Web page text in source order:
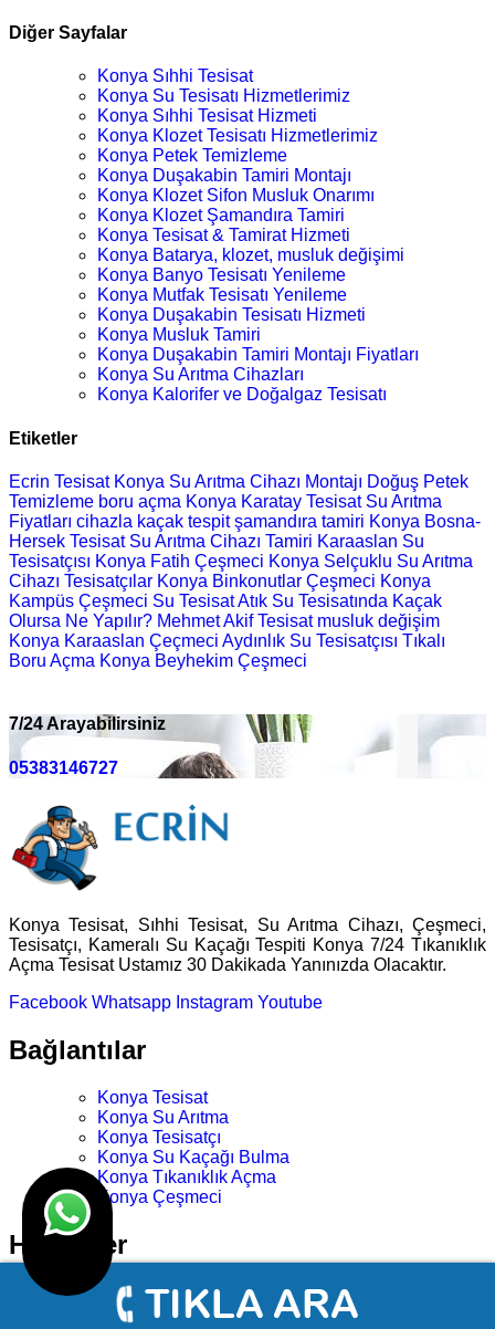
Diğer Sayfalar
Konya Sıhhi Tesisat
Konya Su Tesisatı Hizmetlerimiz
Konya Sıhhi Tesisat Hizmeti
Konya Klozet Tesisatı Hizmetlerimiz
Konya Petek Temizleme
Konya Duşakabin Tamiri Montajı
Konya Klozet Sifon Musluk Onarımı
Konya Klozet Şamandıra Tamiri
Konya Tesisat & Tamirat Hizmeti
Konya Batarya, klozet, musluk değişimi
Konya Banyo Tesisatı Yenileme
Konya Mutfak Tesisatı Yenileme
Konya Duşakabin Tesisatı Hizmeti
Konya Musluk Tamiri
Konya Duşakabin Tamiri Montajı Fiyatları
Konya Su Arıtma Cihazları
Konya Kalorifer ve Doğalgaz Tesisatı
Etiketler
Ecrin Tesisat Konya Su Arıtma Cihazı Montajı Doğuş Petek
Temizleme boru açma Konya Karatay Tesisat Su Arıtma
Fiyatları cihazla kaçak tespit şamandıra tamiri Konya Bosna-
Hersek Tesisat Su Arıtma Cihazı Tamiri Karaaslan Su
Tesisatçısı Konya Fatih Çeşmeci Konya Selçuklu Su Arıtma
Cihazı Tesisatçılar Konya Binkonutlar Çeşmeci Konya
Kampüs Çeşmeci Su TesisatAtık Su Tesisatında Kaçak
Olursa Ne Yapılır? Mehmet Akif Tesisat musluk değişim
Konya Karaaslan Çeçmeci Aydınlık Su Tesisatçısı Tıkalı
Boru Açma Konya Beyhekim Çeşmeci
7/24 Arayabilirsiniz
05383146727
Konya Tesisat, Sıhhi Tesisat, Su Arıtma Cihazı, Çeşmeci,
Tesisatçı, Kameralı Su Kaçağı Tespiti Konya 7/24 Tıkanıklık
Açma Tesisat Ustamız 30 Dakikada Yanınızda Olacaktır.
Facebook Whatsapp Instagram Youtube
Bağlantılar
Konya Tesisat
Konya Su Arıtma
Konya Tesisatçı
Konya Su Kaçağı Bulma
Konya Tıkanıklık Açma
Konya Çeşmeci
Hizmetler
Konya Sıhhi Tesisat
Konya Su Tesisatı Hizmetlerimiz